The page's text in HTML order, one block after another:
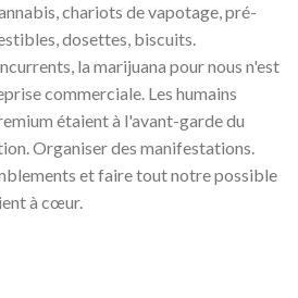
chariots de vapotage, pré-
dosettes, biscuits.
la marijuana pour nous n'est
commerciale. Les humains
étaient à l'avant-garde du
Organiser des manifestations.
et faire tout notre possible
à cœur.